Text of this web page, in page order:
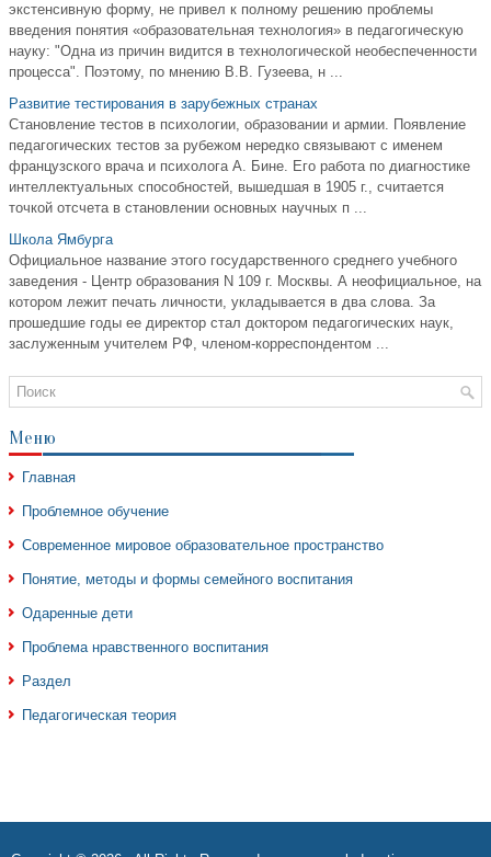
экстенсивную форму, не привел к полному решению проблемы
введения понятия «образовательная технология» в педагогическую
науку: "Одна из причин видится в технологической необеспеченности
процесса". Поэтому, по мнению В.В. Гузеева, н ...
Развитие тестирования в зарубежных странах
Становление тестов в психологии, образовании и армии. Появление
педагогических тестов за рубежом нередко связывают с именем
французского врача и психолога А. Бине. Его работа по диагностике
интеллектуальных способностей, вышедшая в 1905 г., считается
точкой отсчета в становлении основных науч­ных п ...
Школа Ямбурга
Официальное название этого государственного среднего учебного
заведения - Центр образования N 109 г. Москвы. А неофициальное, на
котором лежит печать личности, укладывается в два слова. За
прошедшие годы ее директор стал доктором педагогических наук,
заслуженным учителем РФ, членом-корреспондентом ...
Меню
Главная
Проблемное обучение
Современное мировое образовательное пространство
Понятие, методы и формы семейного воспитания
Одаренные дети
Проблема нравственного воспитания
Раздел
Педагогическая теория